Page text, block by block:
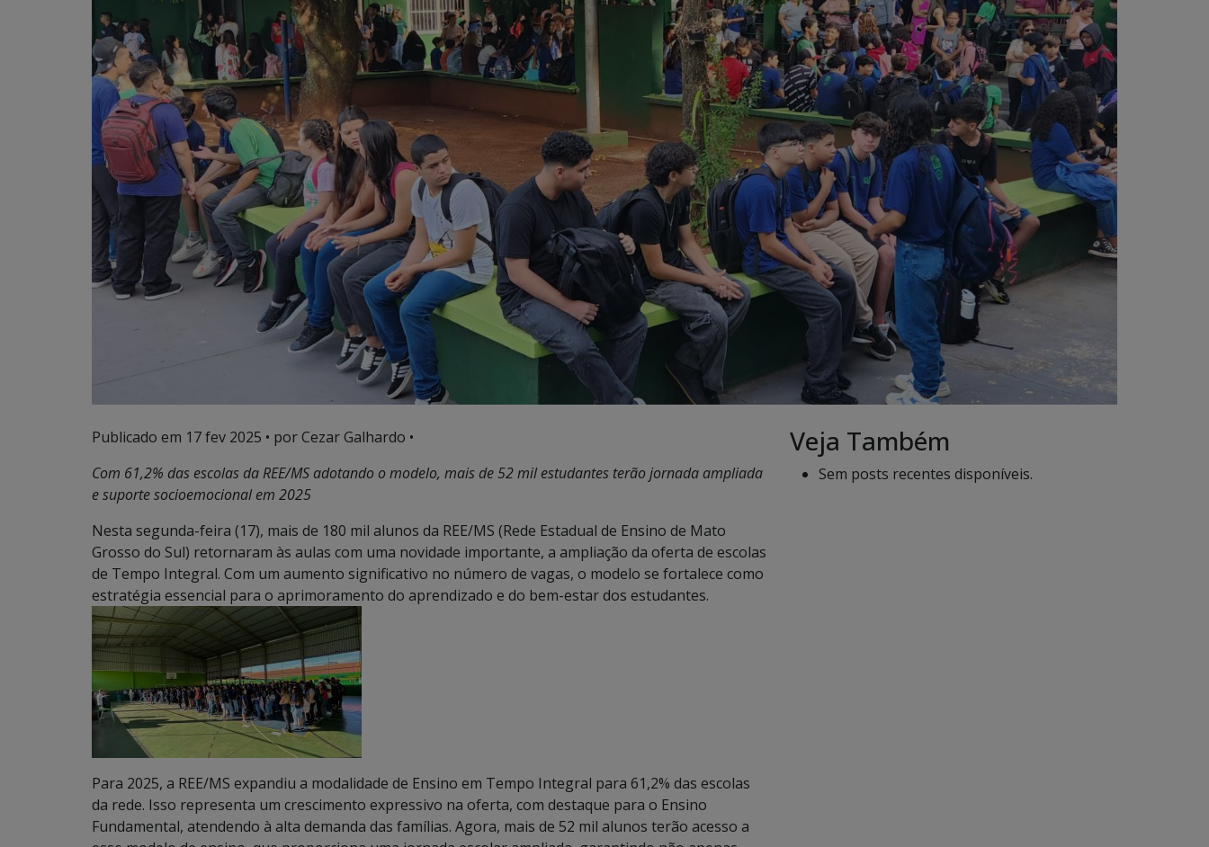
Publicado em 17 fev 2025 • por Cezar Galhardo •
Com 61,2% das escolas da REE/MS adotando o modelo, mais de 52 mil estudantes terão jornada ampliada
e suporte socioemocional em 2025
Nesta segunda-feira (17), mais de 180 mil alunos da REE/MS (Rede Estadual de Ensino de Mato
Grosso do Sul) retornaram às aulas com uma novidade importante, a ampliação da oferta de escolas
de Tempo Integral. Com um aumento significativo no número de vagas, o modelo se fortalece como
estratégia essencial para o aprimoramento do aprendizado e do bem-estar dos estudantes.
Para 2025, a REE/MS expandiu a modalidade de Ensino em Tempo Integral para 61,2% das escolas
da rede. Isso representa um crescimento expressivo na oferta, com destaque para o Ensino
Fundamental, atendendo à alta demanda das famílias. Agora, mais de 52 mil alunos terão acesso a
Veja Também
Sem posts recentes disponíveis.